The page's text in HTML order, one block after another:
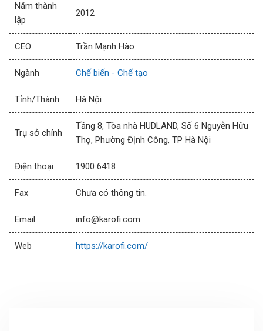
Năm thành
lập
2012
CEO Trần Mạnh Hào
Ngành Chế biến - Chế tạo
Tỉnh/Thành Hà Nội
Trụ sở chính
Tầng 8, Tòa nhà HUDLAND, Số 6 Nguyễn Hữu
Thọ, Phường Định Công, TP Hà Nội
Điện thoại 1900 6418
Fax Chưa có thông tin.
Email info@karofi.com
Web https://karofi.com/